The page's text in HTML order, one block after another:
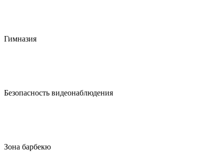
Гимназия
Безопасность видеонаблюдения
Зона барбекю